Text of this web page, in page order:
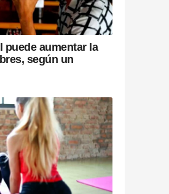
puede aumentar la
según un